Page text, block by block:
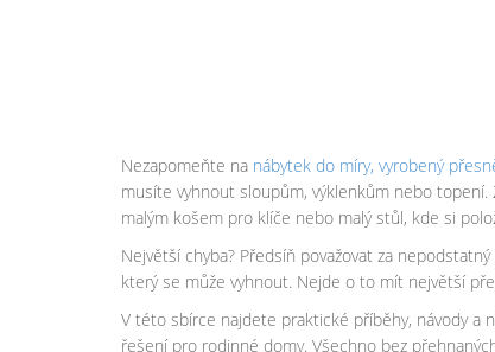
Nezapomeňte na nábytek do míry, vyrobený
musíte vyhnout sloupům, výklenkům nebo
malým košem pro klíče nebo malý stůl, kde si
Největší chyba? Předsíň považovat za
který se může vyhnout. Nejde o to mít největší
V této sbírce najdete praktické příběhy, návody a
řešení pro rodinné domy. Všechno bez